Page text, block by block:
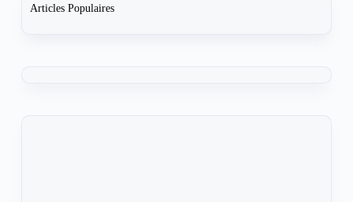
Articles Populaires